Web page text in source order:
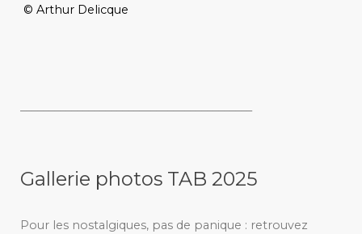
© Arthur Delicque
Gallerie photos TAB 2025
Pour les nostalgiques, pas de panique : retrouvez